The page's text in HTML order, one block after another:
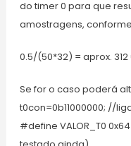
do timer 0 para que
amostragens,
0.5/(50*32) = aprox. 312
Se for o caso poderá
t0con=0b11000000; //
#define VALOR_T0